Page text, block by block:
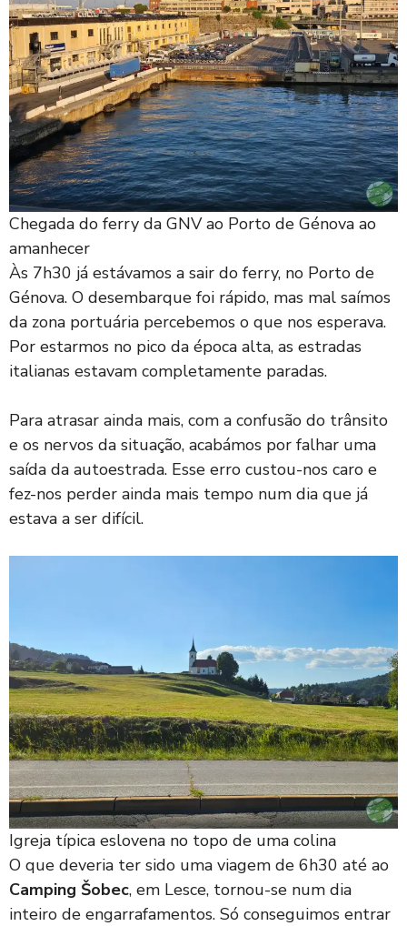
Chegada do ferry da GNV ao Porto de Génova ao
amanhecer
Às 7h30 já estávamos a sair do ferry, no Porto de
Génova. O desembarque foi rápido, mas mal saímos
da zona portuária percebemos o que nos esperava.
Por estarmos no pico da época alta, as estradas
italianas estavam completamente paradas.
Para atrasar ainda mais, com a confusão do trânsito
e os nervos da situação, acabámos por falhar uma
saída da autoestrada. Esse erro custou-nos caro e
fez-nos perder ainda mais tempo num dia que já
estava a ser difícil.
Igreja típica eslovena no topo de uma colina
O que deveria ter sido uma viagem de 6h30 até ao
Camping Šobec, em Lesce, tornou-se num dia
inteiro de engarrafamentos. Só conseguimos entrar